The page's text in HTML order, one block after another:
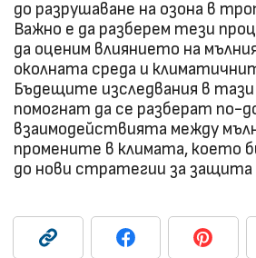
до разрушаване на озона в
Важно е да разберем тези
да оценим влиянието на
околната среда и
Бъдещите изследвания в
помогнат да се разберат по-
взаимодействията между
промените в климата, което
до нови стратегии за защита